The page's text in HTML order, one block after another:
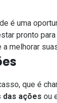
é uma
pronto
melhorar
que é
das ações ou